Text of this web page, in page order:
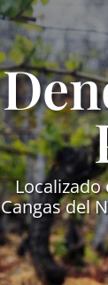
Localizado
Cangas del